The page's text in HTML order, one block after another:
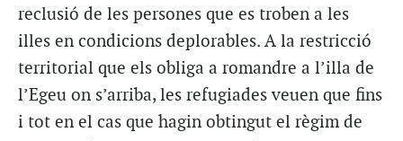
reclusió de les persones que es troben a les
illes en condicions deplorables. A la restricció
territorial que els obliga a romandre a l’illa de
l’Egeu on s’arriba, les refugiades veuen que fins
i tot en el cas que hagin obtingut el règim de